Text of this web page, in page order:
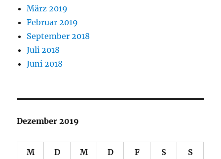
März 2019
Februar 2019
September 2018
Juli 2018
Juni 2018
Dezember 2019
M D M D F S S